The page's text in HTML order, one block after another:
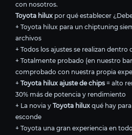
con nosotros.
Toyota hilux por qué establecer
+ Toyota hilux para un chiptuning
archivos
+ Todos los ajustes se realizan dentro
+ Totalmente probado (en nuestro
comprobado con nuestra propia
+ Toyota hilux ajuste de chips = alto
30% más de potencia y rendimiento
+ La novia y Toyota hilux qué hay
esconde
+ Toyota una gran experiencia en